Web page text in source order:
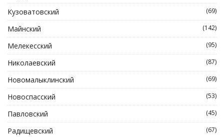
Кузоватовский (69)
Майнский (142)
Мелекесский (95)
Николаевский (87)
Новомалыклинский (69)
Новоспасский (53)
Павловский (45)
Радищевский (67)